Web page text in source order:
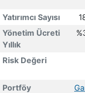
Yatırımcı Sayısı
Yönetim Ücreti
Yıllık
Risk Değeri
Portföy